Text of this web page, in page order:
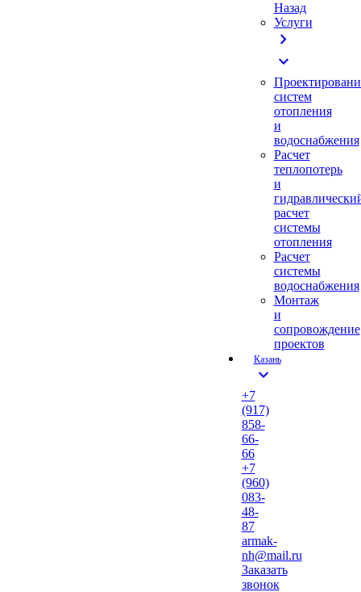
Назад
Услуги
chevron_right
expand_more
систем
отопления
и
водоснабжения
Расчет
теплопотерь
и
расчет
системы
отопления
Расчет
системы
водоснабжения
Монтаж
и
сопровождение
проектов
Казань
expand_more
+7
(917)
858-
66-
66
+7
(960)
083-
48-
87
armak-
nh@mail.ru
Заказать
звонок